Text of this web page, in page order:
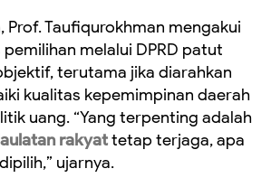
Prof. Taufiqurokhman mengakui
melalui DPRD patut
terutama jika diarahkan
kualitas kepemimpinan daerah
uang. “Yang terpenting adalah
rakyattetap terjaga, apa
ujarnya.